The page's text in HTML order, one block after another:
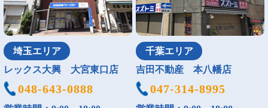
埼玉エリア
レックス大興 大宮東口店
048-643-0888
千葉エリア
吉田不動産 本八幡店
047-314-8995